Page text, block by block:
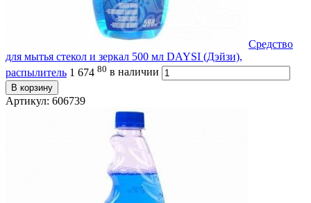
Средство
для мытья стекол и зеркал 500 мл DAYSI (Дэйзи),
распылитель 1 674 80 в наличии
В корзину
Артикул: 606739